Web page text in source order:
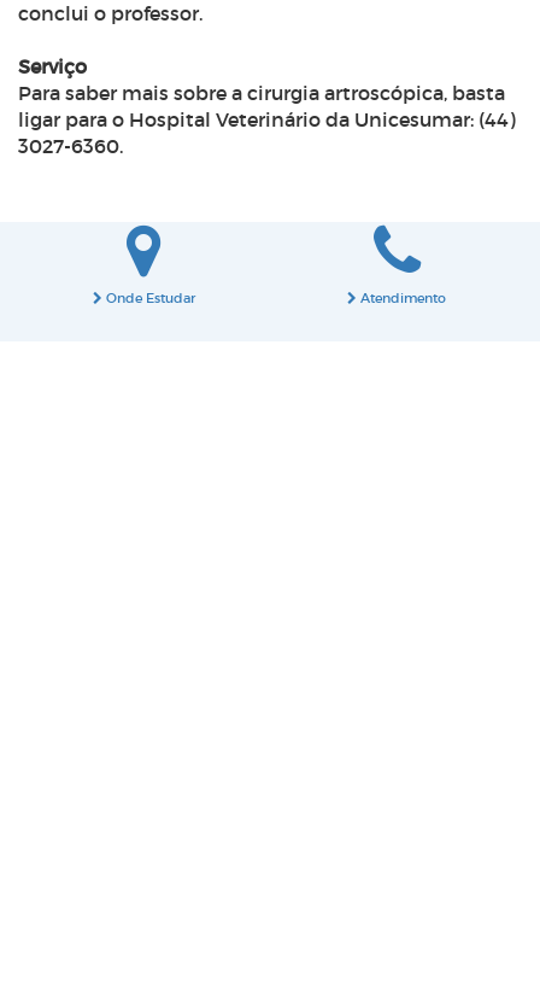
conclui o professor.
Serviço
Para saber mais sobre a cirurgia artroscópica, basta
ligar para o Hospital Veterinário da Unicesumar: (44)
3027-6360.
Onde Estudar Atendimento